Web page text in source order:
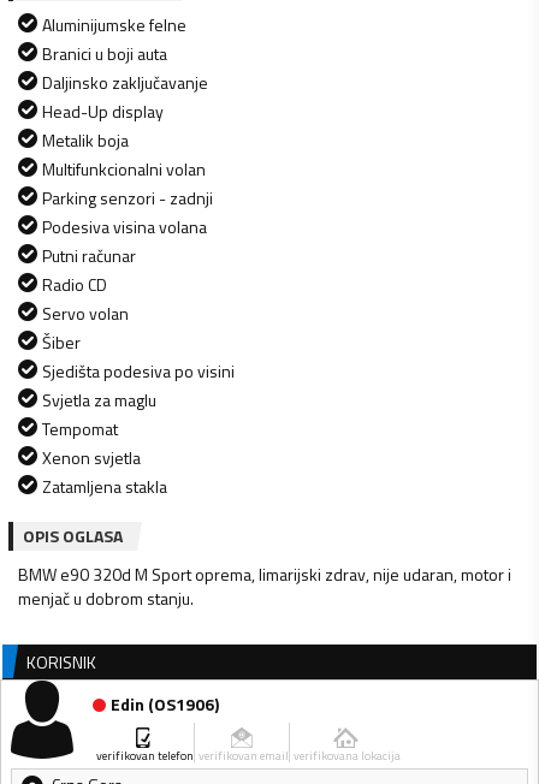
Aluminijumske felne
Branici u boji auta
Daljinsko zaključavanje
Head-Up display
Metalik boja
Multifunkcionalni volan
Parking senzori - zadnji
Podesiva visina volana
Putni računar
Radio CD
Servo volan
Šiber
Sjedišta podesiva po visini
Svjetla za maglu
Tempomat
Xenon svjetla
Zatamljena stakla
OPIS OGLASA
BMW e90 320d M Sport oprema, limarijski zdrav, nije udaran, motor i
menjač u dobrom stanju.
KORISNIK
Edin (OS1906)
verifikovan telefon verifikovan email verifikovana lokacija